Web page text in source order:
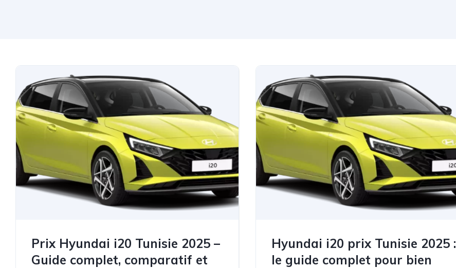
Prix Hyundai i20 Tunisie 2025 –
Guide complet, comparatif et
Hyundai i20 prix Tunisie 2025 :
le guide complet pour bien